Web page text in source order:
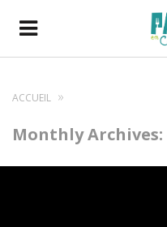
ACCUEIL
Monthly Archives: